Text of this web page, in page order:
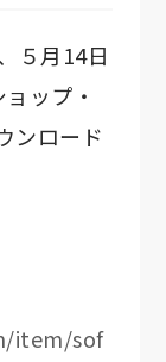
５月14日
ップ・
ンロード
item/sof